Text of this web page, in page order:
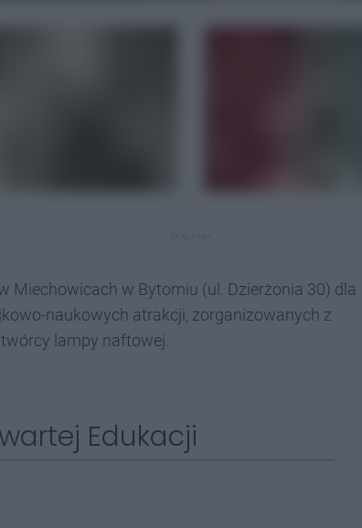
Miechowicach w Bytomiu (ul. Dzierżonia 30) dla
naukowych atrakcji, zorganizowanych z
lampy naftowej.
Edukacji